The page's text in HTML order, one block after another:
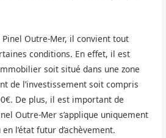
Outre-Mer, il convient tout
conditions. En effet, il est
soit situé dans une zone
de l’investissement soit compris
De plus, il est important de
Outre-Mer s’applique uniquement
l’état futur d’achèvement.